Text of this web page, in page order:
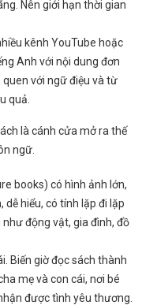
Nên giới hạn thời gian
kênh YouTube hoặc
Anh với nội dung đơn
quen với ngữ điệu và từ
quả.
là cánh cửa mở ra thế
ngữ.
books) có hình ảnh lớn,
hiểu, có tính lặp đi lặp
như động vật, gia đình, đồ
Biến giờ đọc sách thành
mẹ và con cái, nơi bé
được tình yêu thương.